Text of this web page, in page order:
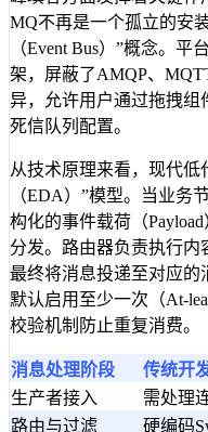
MQ不再是一个孤立的安
（Event Bus）”概念。平
架，屏蔽了AMQP、
异，允许用户通过拖拽组
死信队列配置。
从技术原理来看，现代低
（EDA）”模型。当业务
构化的事件载荷（
分发。路由器负责执行内
最终将消息投递至对应的
默认启用至少一次（At-
校验机制防止重复消费。
消息处理阶段 传统开
生产者接入
需处理
路由与过滤
硬编码